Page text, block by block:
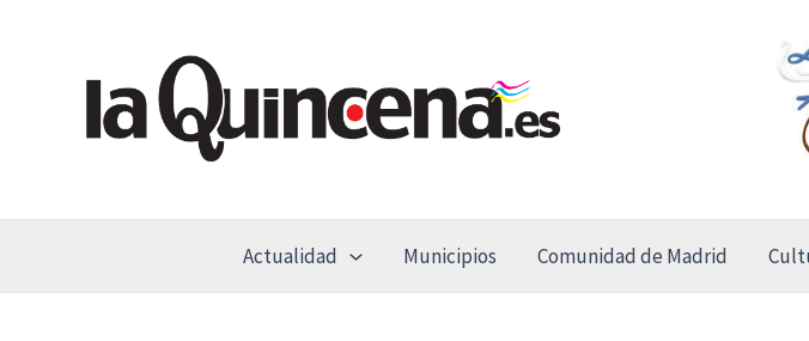
contenido
Actualidad Municipios Comunidad de Madrid